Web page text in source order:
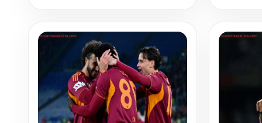
classifica. La squadra nerazzurra, che
essere